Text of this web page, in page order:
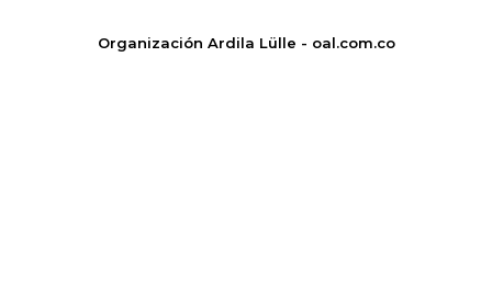
Organización Ardila Lülle - oal.com.co